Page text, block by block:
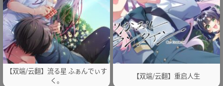
【双端/云翻】流る星 ふぁんでぃす
く。
【双端/云翻】重启人生